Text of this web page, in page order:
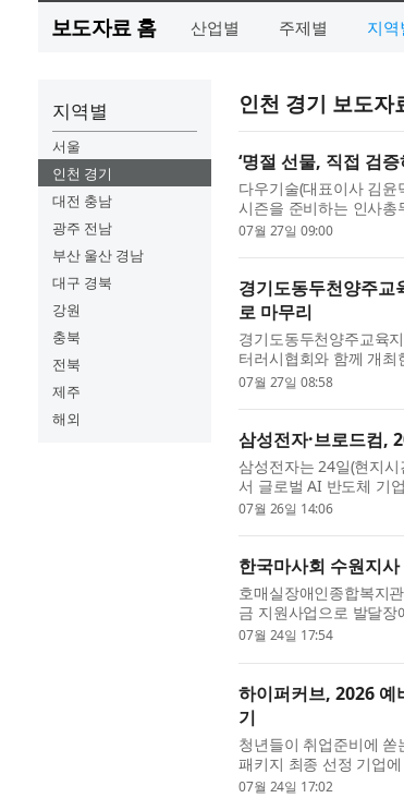
보도자료 홈 산업별 주제별 지역
지역별
서울
인천 경기
대전 충남
광주 전남
부산 울산 경남
대구 경북
강원
충북
전북
제주
해외
인천 경기 보도자
‘명절 선물, 직접 검
다우기술(대표이사 김윤
시즌을 준비하는 인사총
체험’ 이벤트를 진행한
07월 27일 09:00
경기도동두천양주교
로 마무리
경기도동두천양주교육
터러시협회와 함께 개최
살아보는 미래’를 지난
07월 27일 08:58
삼성전자·브로드컴,
삼성전자는 24일(현지
서 글로벌 AI 반도체 기
체결했다. ‘AI 서밋’ 행
07월 26일 14:06
한국마사회 수원지사
호매실장애인종합복지
금 지원사업으로 발달장
성공적으로 운영했다고
07월 24일 17:54
하이퍼커브, 2026 예
기
청년들이 취업준비에
패키지 최종 선정 기업
브(대표 손양모)는 ‘예비
07월 24일 17:02